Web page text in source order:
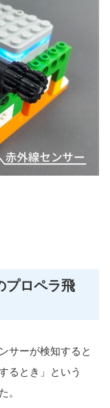
プロペラ飛
サーが検知すると
るとき」という
。